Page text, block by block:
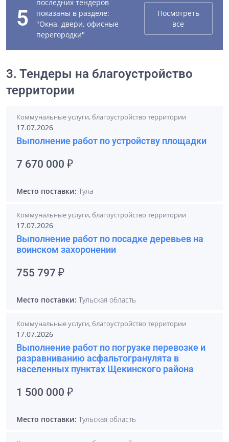
5
последних тендеров
показаны в разделе:
"Окна, двери, офисные
перегородки"
Посмотреть
все
3. Тендеры на благоустройство
территории
Коммунальные услуги, благоустройство территории
17.07.2026
Выполнение работ по устройству площадки
7 670 000 ₽
Место поставки: Тула
Коммунальные услуги, благоустройство территории
17.07.2026
Выполнение работ по посадке деревьев на
воинском захоронении
755 797 ₽
Место поставки: Тульская область
Коммунальные услуги, благоустройство территории
17.07.2026
Выполнение работ по погрузке перевозке и
разравниванию асфальтогранулята в
населенных пунктах Щекинского района
1 500 000 ₽
Место поставки: Тульская область